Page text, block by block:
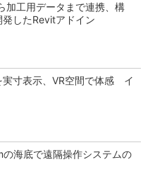
加工用データまで連携、構
したRevitアドイン
実寸表示、VR空間で体感 イ
海底で遠隔操作システムの